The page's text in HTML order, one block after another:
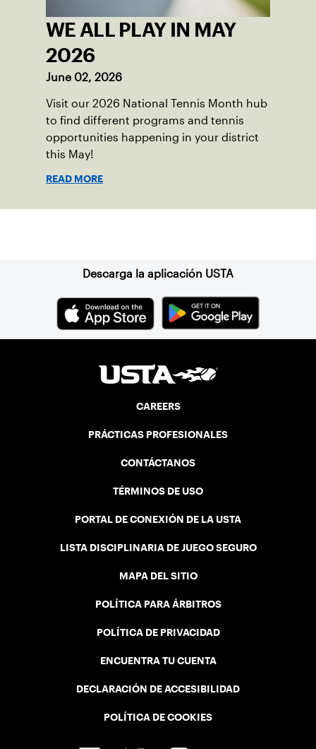
WE ALL PLAY IN MAY
2026
June 02, 2026
Visit our 2026 National Tennis Month hub
to find different programs and tennis
opportunities happening in your district
this May!
READ MORE
Descarga la aplicación USTA
CAREERS
PRÁCTICAS PROFESIONALES
CONTÁCTANOS
TÉRMINOS DE USO
PORTAL DE CONEXIÓN DE LA USTA
LISTA DISCIPLINARIA DE JUEGO SEGURO
MAPA DEL SITIO
POLÍTICA PARA ÁRBITROS
POLÍTICA DE PRIVACIDAD
ENCUENTRA TU CUENTA
DECLARACIÓN DE ACCESIBILIDAD
POLÍTICA DE COOKIES